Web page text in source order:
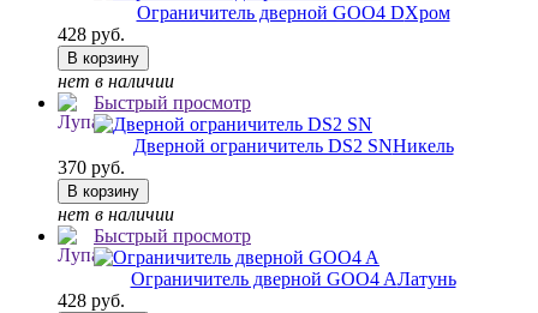
Ограничитель дверной GOO4 DХром
428 руб.
В корзину
нет в наличии
Быстрый просмотр
Дверной ограничитель DS2 SNНикель
370 руб.
В корзину
нет в наличии
Быстрый просмотр
Ограничитель дверной GOO4 AЛатунь
428 руб.